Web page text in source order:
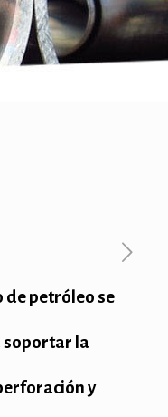
de petróleo se
la
y